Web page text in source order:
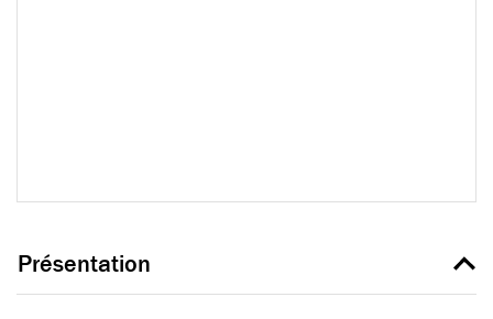
Présentation